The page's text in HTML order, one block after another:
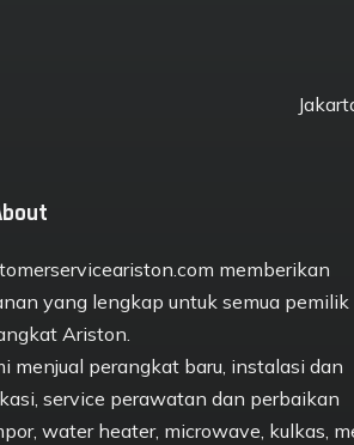
memberikan
yang lengkap untuk semua pemilik
Ariston.
menjual perangkat baru, instalasi dan
service perawatan dan perbaikan
water heater, microwave, kulkas,